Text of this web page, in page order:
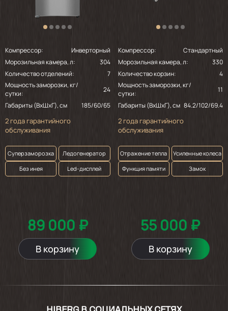
Компрессор:
Инверторный
Морозильная камера, л:
304
Количество отделений:
7
Мощность заморозки, кг/
сутки:
24
Габариты (ВхШхГ), см
185/60/65
2 года гарантийного
обслуживания
Суперзаморозка
Ледогенератор
Без инея
Led-дисплей
89 000 ₽
В корзину
Компрессор:
Стандартный
Морозильная камера, л:
330
Количество корзин:
4
Мощность заморозки, кг/
сутки:
11
Габариты (ВхШхГ), см 84.2/102/69.4
2 года гарантийного
обслуживания
Отражение тепла
Усиленные колеса
Функция памяти
Замок
55 000 ₽
В корзину